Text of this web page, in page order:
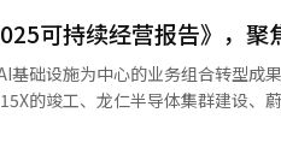
每年向工业现场推广1000台AI机
建立实证测试场。 市场普遍认为，政府的机器人产业发展政
可持续经营报告》，
础设施为中心的业务组合转型成果
的竣工、龙仁半导体集群建设、
立包括半导体制造设施、工业气体、半导体